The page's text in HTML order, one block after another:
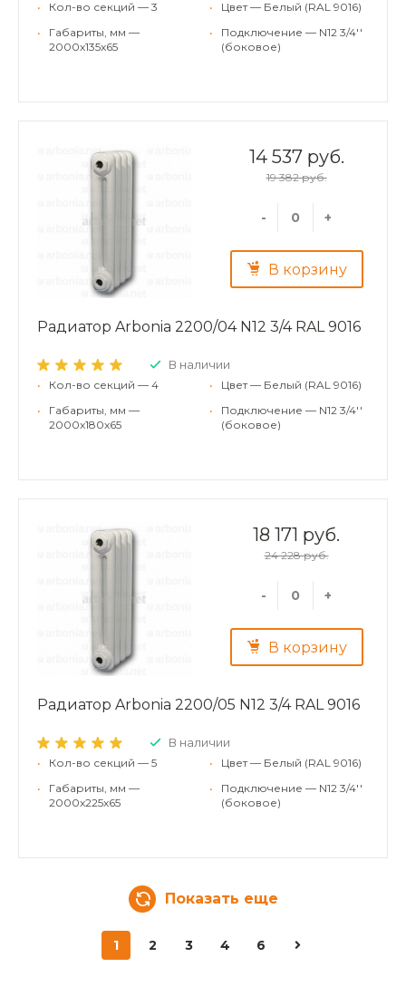
•
Кол-во секций — 3
•
Габариты, мм —
2000x135x65
•
Цвет — Белый (RAL 9016)
•
Подключение — N12 3/4''
(боковое)
14 537 руб.
19 382 руб.
- +
В корзину
Радиатор Arbonia 2200/04 N12 3/4 RAL 9016
В наличии
•
Кол-во секций — 4
•
Габариты, мм —
2000x180x65
•
Цвет — Белый (RAL 9016)
•
Подключение — N12 3/4''
(боковое)
18 171 руб.
24 228 руб.
- +
В корзину
Радиатор Arbonia 2200/05 N12 3/4 RAL 9016
В наличии
•
Кол-во секций — 5
•
Габариты, мм —
2000x225x65
•
Цвет — Белый (RAL 9016)
•
Подключение — N12 3/4''
(боковое)
Показать еще
1 2 3 4 6